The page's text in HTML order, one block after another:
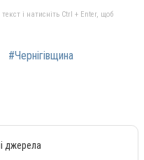
і натисніть Ctrl + Enter, щоб
#Чернігівщина
джерела